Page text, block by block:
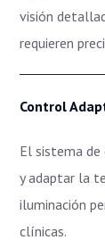
visión
requieren
Control
El sistema
y adaptar la
iluminación
clínicas.